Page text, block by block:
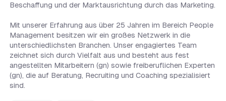
Beschaffung und der Marktausrichtung durch das Marketing.
Mit unserer Erfahrung aus über 25 Jahren im Bereich People
Management besitzen wir ein großes Netzwerk in die
unterschiedlichsten Branchen. Unser engagiertes Team
zeichnet sich durch Vielfalt aus und besteht aus fest
angestellten Mitarbeitern (gn) sowie freiberuflichen Experten
(gn), die auf Beratung, Recruiting und Coaching spezialisiert
sind.